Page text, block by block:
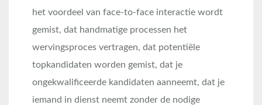
het voordeel van face-to-face interactie wordt
gemist, dat handmatige processen het
wervingsproces vertragen, dat potentiële
topkandidaten worden gemist, dat je
ongekwalificeerde kandidaten aanneemt, dat je
iemand in dienst neemt zonder de nodige